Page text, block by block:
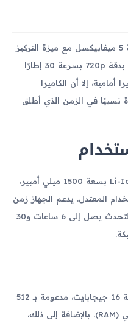
يحتوي الجهاز على كاميرا خلفية بدقة 5 ميغابيكسل مع ميزة التركيز
التلقائي، القادرة على تسجيل الفيديو بدقة 720p بسرعة 30 إطارًا
إلا أن الكاميرا
نسبيًا في الزمن الذي أطلق
مزود ببطارية قابلة للإزالة من نوع Li-Ion بسعة 1500 ميلي أمبير،
المعتدل. يدعم الجهاز زمن
استعداد يصل إلى 432 ساعة وزمن التحدث يصل إلى 6 ساعات و30
يحتوي الجهاز على ذاكرة داخلية بسعة 16 جيجابايت، مدعومة بـ 512
ميجابايت من ذاكرة الوصول العشوائي (RAM). بالإضافة إلى ذلك،